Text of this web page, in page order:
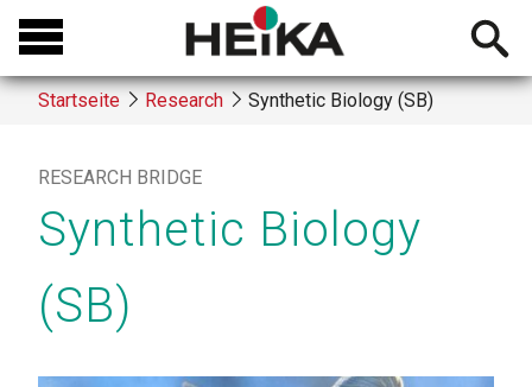
Direkt
zum
Inhalt
Open
Breadcrumb
Startseite Research Synthetic Biology (SB)
RESEARCH BRIDGE
Synthetic Biology
(SB)